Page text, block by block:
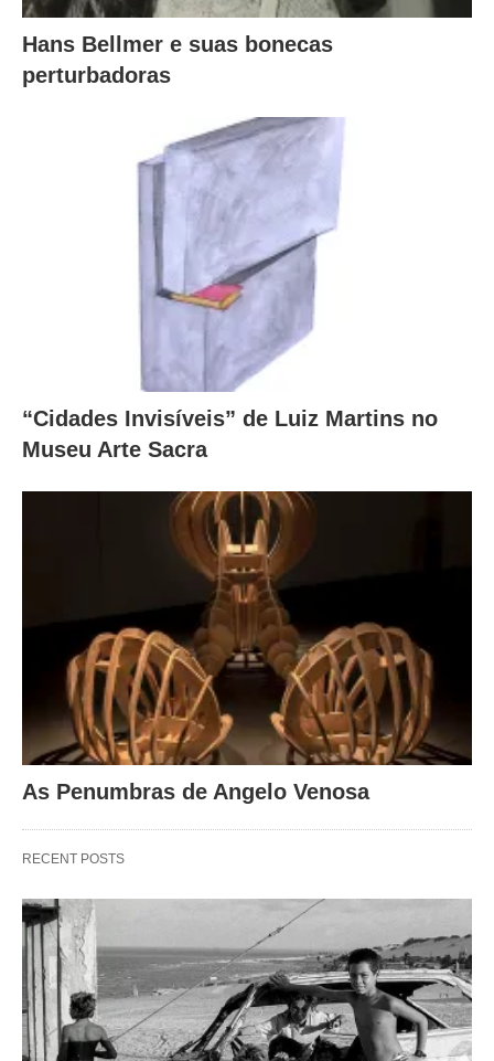
Hans Bellmer e suas bonecas
perturbadoras
“Cidades Invisíveis” de Luiz Martins no
Museu Arte Sacra
As Penumbras de Angelo Venosa
RECENT POSTS